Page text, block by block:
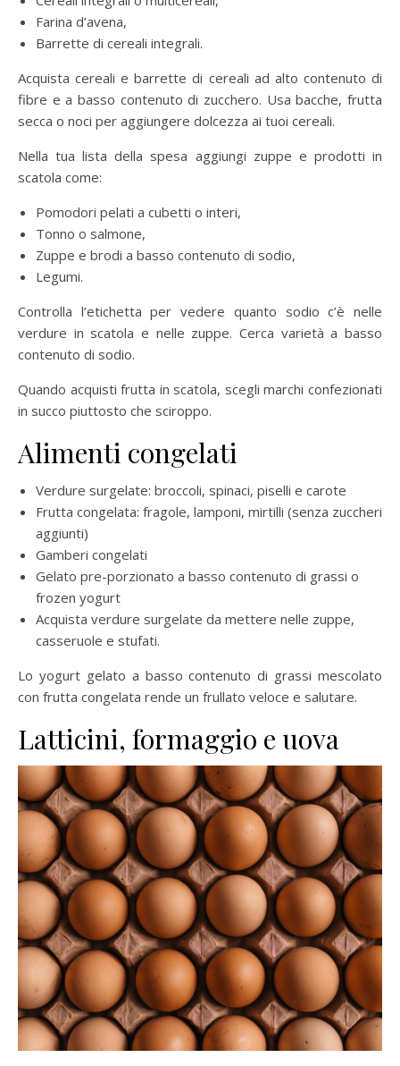
Farina d’avena,
Barrette di cereali integrali.
Acquista cereali e barrette di cereali ad alto contenuto di
fibre e a basso contenuto di zucchero. Usa bacche, frutta
secca o noci per aggiungere dolcezza ai tuoi cereali.
Nella tua lista della spesa aggiungi zuppe e prodotti in
scatola come:
Pomodori pelati a cubetti o interi,
Tonno o salmone,
Zuppe e brodi a basso contenuto di sodio,
Legumi.
Controlla l’etichetta per vedere quanto sodio c’è nelle
verdure in scatola e nelle zuppe. Cerca varietà a basso
contenuto di sodio.
Quando acquisti frutta in scatola, scegli marchi confezionati
in succo piuttosto che sciroppo.
Alimenti congelati
Verdure surgelate: broccoli, spinaci, piselli e carote
Frutta congelata: fragole, lamponi, mirtilli (senza zuccheri
aggiunti)
Gamberi congelati
Gelato pre-porzionato a basso contenuto di grassi o
frozen yogurt
Acquista verdure surgelate da mettere nelle zuppe,
casseruole e stufati.
Lo yogurt gelato a basso contenuto di grassi mescolato
con frutta congelata rende un frullato veloce e salutare.
Latticini, formaggio e uova